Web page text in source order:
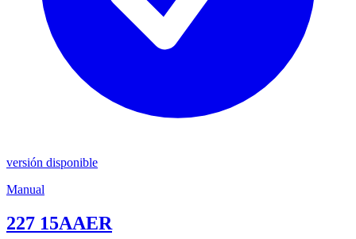
versión disponible
Manual
227 15AAER